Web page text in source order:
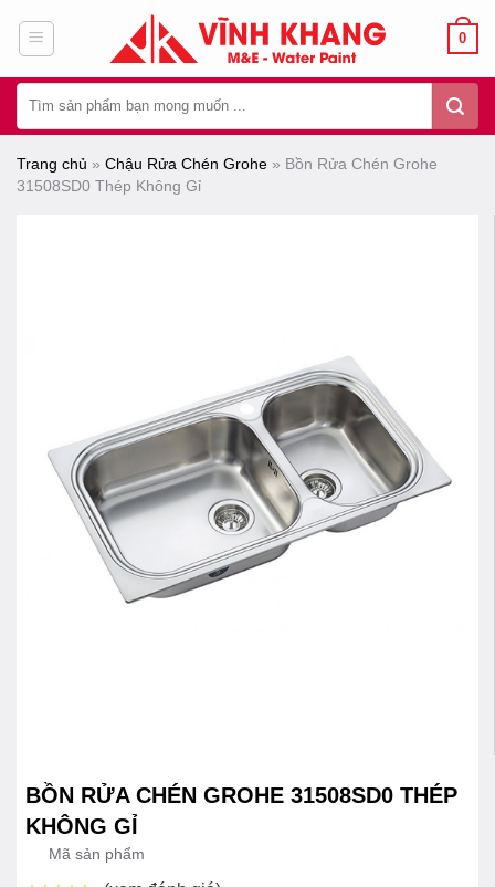
dung
0
kiếm:
Trang chủ » Chậu Rửa Chén Grohe » Bồn Rửa Chén Grohe
31508SD0 Thép Không Gỉ
BỒN RỬA CHÉN GROHE 31508SD0 THÉP
KHÔNG GỈ
Mã sản phẩm